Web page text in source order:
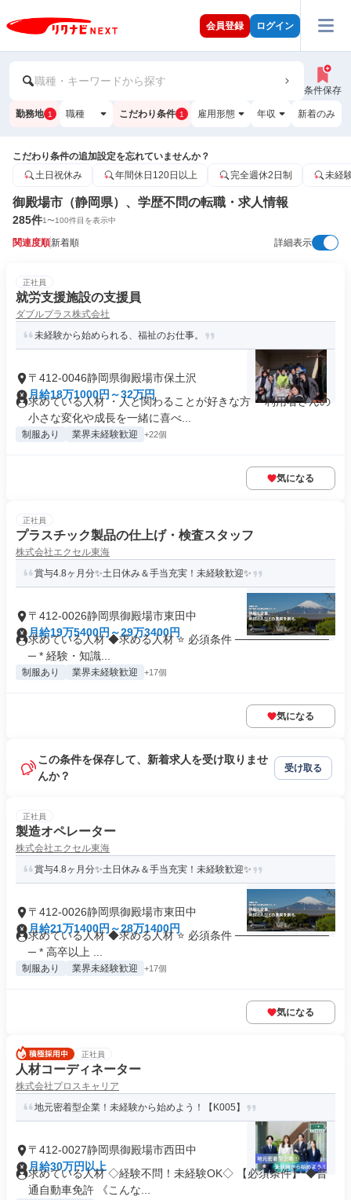
会員登録 ログイン
職種・キーワードから探す
条件保存
勤務地 1 職種 こだわり条件 1 雇用形態 年収 新着のみ
こだわり条件の追加設定を忘れていませんか？
土日祝休み
年間休日120日以上 完全週休2日制 未経
御殿場市（静岡県）、学歴不問の転職・求人情報
285件1〜100件目を表示中
関連度順新着順 詳細表示
正社員
就労支援施設の支援員
ダブルプラス株式会社
未経験から始められる、福祉のお仕事。
〒412-0046静岡県御殿場市保土沢
月給18万1000円～32万円
求めている人材 ・人と関わることが好きな方 ・利用者さんの
小さな変化や成長を一緒に喜べ...
制服あり 業界未経験歓迎 +22個
気になる
正社員
プラスチック製品の仕上げ・検査スタッフ
株式会社エクセル東海
賞与4.8ヶ月分✨土日休み＆手当充実！未経験歓迎✨
〒412-0026静岡県御殿場市東田中
月給19万5400円～29万3400円
求めている人材 ◆求める人材 ⭐ 必須条件 ────────────
─ * 経験・知識...
制服あり 業界未経験歓迎 +17個
気になる
この条件を保存して、新着求人を受け取りませ
んか？
受け取る
正社員
製造オペレーター
株式会社エクセル東海
賞与4.8ヶ月分✨土日休み＆手当充実！未経験歓迎✨
〒412-0026静岡県御殿場市東田中
月給21万1400円～28万1400円
求めている人材 ◆求める人材 ⭐ 必須条件 ────────────
─ * 高卒以上 ...
制服あり 業界未経験歓迎 +17個
気になる
正社員
人材コーディネーター
株式会社プロスキャリア
地元密着型企業！未経験から始めよう！【K005】
〒412-0027静岡県御殿場市西田中
月給30万円以上
求めている人材 ◇経験不問！未経験OK◇ 【必須条件】 ◆普
通自動車免許 《こんな...